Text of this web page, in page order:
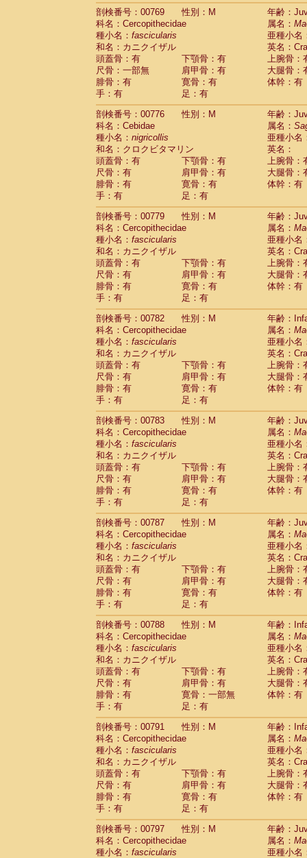
剖検番号：00769
性別：M
年齢：
科名：Cercopithecidae
属名：
種小名： fascicularis
亜種小名
和名：カニクイザル
英名：
頭蓋骨：有
下顎骨：有
上腕骨：
尺骨：一部無
肩甲骨：有
大腿骨：
腓骨：有
寛骨：有
体幹：有
手：有
足：有
剖検番号：00776
性別：M
年齢：
科名：Cebidae
属名：
種小名： nigricollis
亜種小名
和名：クロクビタマリン
英名：
頭蓋骨：有
下顎骨：有
上腕骨：
尺骨：有
肩甲骨：有
大腿骨：
腓骨：有
寛骨：有
体幹：有
手：有
足：有
剖検番号：00779
性別：M
年齢：
科名：Cercopithecidae
属名：
種小名： fascicularis
亜種小名
和名：カニクイザル
英名：
頭蓋骨：有
下顎骨：有
上腕骨：
尺骨：有
肩甲骨：有
大腿骨：
腓骨：有
寛骨：有
体幹：有
手：有
足：有
剖検番号：00782
性別：M
年齢：
科名：Cercopithecidae
属名：
種小名： fascicularis
亜種小名
和名：カニクイザル
英名：
頭蓋骨：有
下顎骨：有
上腕骨：
尺骨：有
肩甲骨：有
大腿骨：
腓骨：有
寛骨：有
体幹：有
手：有
足：有
剖検番号：00783
性別：M
年齢：
科名：Cercopithecidae
属名：
種小名： fascicularis
亜種小名
和名：カニクイザル
英名：
頭蓋骨：有
下顎骨：有
上腕骨：
尺骨：有
肩甲骨：有
大腿骨：
腓骨：有
寛骨：有
体幹：有
手：有
足：有
剖検番号：00787
性別：M
年齢：
科名：Cercopithecidae
属名：
種小名： fascicularis
亜種小名
和名：カニクイザル
英名：
頭蓋骨：有
下顎骨：有
上腕骨：
尺骨：有
肩甲骨：有
大腿骨：
腓骨：有
寛骨：有
体幹：有
手：有
足：有
剖検番号：00788
性別：M
年齢：
科名：Cercopithecidae
属名：
種小名： fascicularis
亜種小名
和名：カニクイザル
英名：
頭蓋骨：有
下顎骨：有
上腕骨：
尺骨：有
肩甲骨：有
大腿骨：
腓骨：有
寛骨：一部無
体幹：有
手：有
足：有
剖検番号：00791
性別：M
年齢：
科名：Cercopithecidae
属名：
種小名： fascicularis
亜種小名
和名：カニクイザル
英名：
頭蓋骨：有
下顎骨：有
上腕骨：
尺骨：有
肩甲骨：有
大腿骨：
腓骨：有
寛骨：有
体幹：有
手：有
足：有
剖検番号：00797
性別：M
年齢：
科名：Cercopithecidae
属名：
種小名： fascicularis
亜種小名